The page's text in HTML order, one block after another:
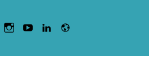
WebMan on FacebookWebMan on Instagram
WebMan on YoutubeWebMan on Linkedin